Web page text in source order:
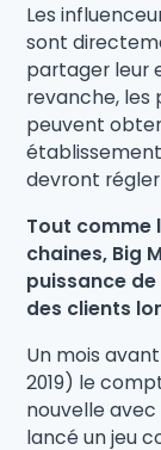
Les
sont
partager leur
revanche, les
peuvent
devront
Tout comme
chaines, Big
puissance
des clients
Un mois
2019) le
nouvelle avec
lancé un jeu